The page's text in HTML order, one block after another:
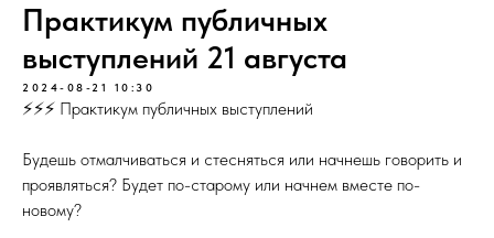
Практикум публичных
выступлений 21 августа
2024-08-21 10:30
⚡️⚡️⚡️ Практикум публичных выступлений
Будешь отмалчиваться и стесняться или начнешь говорить и
проявляться? Будет по-старому или начнем вместе по-
новому?